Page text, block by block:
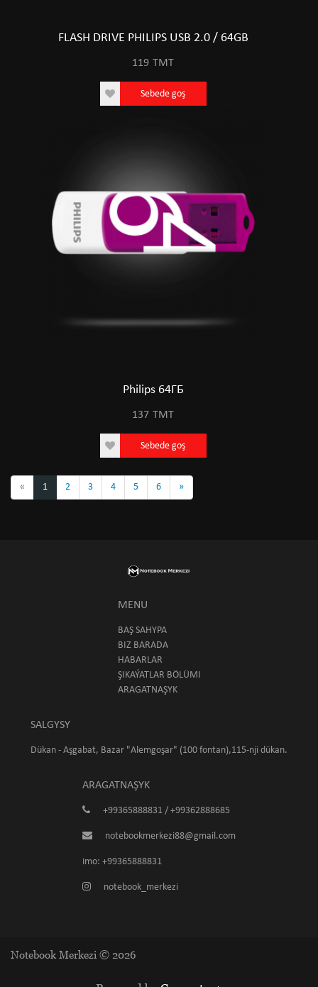
FLASH DRIVE PHILIPS USB 2.0 / 64GB
119 TMT
Sebede goş
Philips 64ГБ
137 TMT
Sebede goş
« 1 2 3 4 5 6 »
MENU
BAŞ SAHYPA
BIZ BARADA
HABARLAR
ŞIKAÝATLAR BÖLÜMI
ARAGATNAŞYK
SALGYSY
Dükan - Aşgabat, Bazar "Alemgoşar" (100 fontan),115-nji dükan.
ARAGATNAŞYK
+99365888831 / +99362888685
notebookmerkezi88@gmail.com
imo: +99365888831
notebook_merkezi
Notebook Merkezi © 2026